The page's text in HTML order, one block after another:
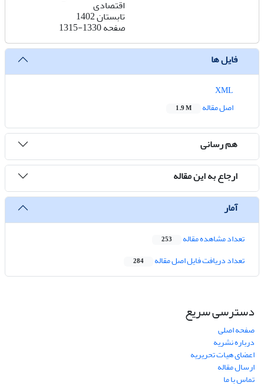
اقتصادی
تابستان 1402
صفحه1315-1330
فایل ها
اصل مقاله
1.9 M
هم رسانی
ارجاع به این مقاله
آمار
تعداد مشاهده مقاله 253
تعداد دریافت فایل اصل مقاله 284
دسترسی سریع
صفحه اصلی
درباره نشریه
اعضای هیات تحریریه
ارسال مقاله
تماس با ما